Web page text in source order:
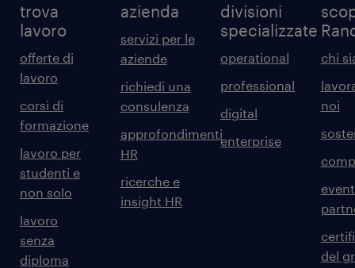
trova
lavoro
offerte di
lavoro
corsi di
formazione
lavoro per
studenti e
non solo
lavoro
senza
diploma
azienda
servizi per le
aziende
richiedi una
consulenza
approfondimenti
HR
ricerche e
insight HR
divisioni
specializzate
operational
professional
digital
enterprise
chi
noi
del